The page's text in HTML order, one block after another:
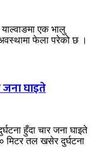
याल्वाङमा एक भालु
फेला परेको छ ।
जना घाइते
हुँदा चार जना घाइते
तल खसेर दुर्घटना